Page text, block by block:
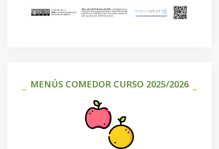
MENÚS COMEDOR CURSO 2025/2026